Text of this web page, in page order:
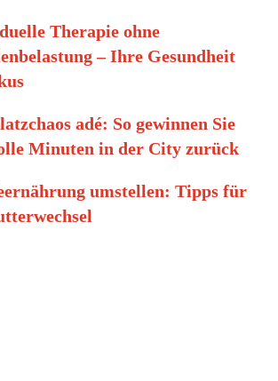
Therapie ohne
– Ihre Gesundheit
adé: So gewinnen Sie
Minuten in der City zurück
umstellen: Tipps für